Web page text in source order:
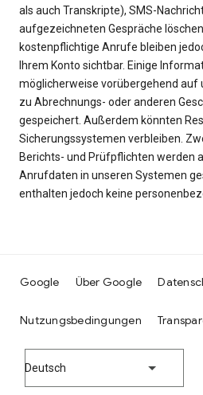
als auch Transkripte), SMS-
aufgezeichneten Gespräche
kostenpflichtige Anrufe bleiben
Ihrem Konto sichtbar. Einige
möglicherweise vorübergehend auf
zu Abrechnungs- oder anderen
gespeichert. Außerdem könnten
Sicherungssystemen verbleiben.
Berichts- und Prüfpflichten werden
Anrufdaten in unseren Systemen
enthalten jedoch keine
Google Über Google
Nutzungsbedingungen
Deutsch